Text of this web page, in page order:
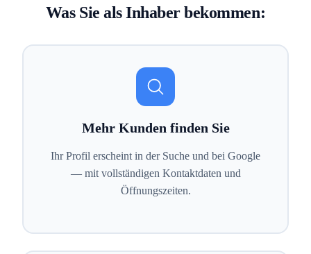
Was Sie als Inhaber bekommen:
Mehr Kunden finden Sie
Ihr Profil erscheint in der Suche und bei Google
— mit vollständigen Kontaktdaten und
Öffnungszeiten.